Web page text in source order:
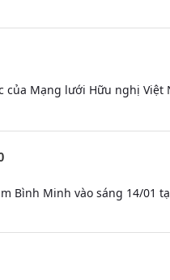
Mạng lưới Hữu nghị Việt
Bình Minh vào sáng 14/01